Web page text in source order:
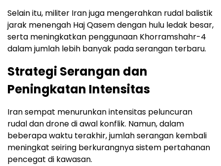
Selain itu, militer Iran juga mengerahkan rudal balistik
jarak menengah Haj Qasem dengan hulu ledak besar,
serta meningkatkan penggunaan Khorramshahr-4
dalam jumlah lebih banyak pada serangan terbaru.
Strategi Serangan dan
Peningkatan Intensitas
Iran sempat menurunkan intensitas peluncuran
rudal dan drone di awal konflik. Namun, dalam
beberapa waktu terakhir, jumlah serangan kembali
meningkat seiring berkurangnya sistem pertahanan
pencegat di kawasan.